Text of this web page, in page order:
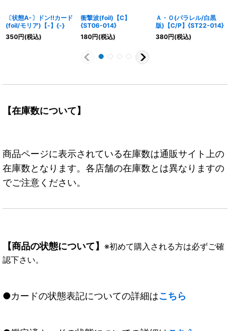
〔状態A-〕ドン!!カード
(foil/モリア)【-】{-}
350円(税込)
衝撃波(foil)【C】
{ST06-014}
180円(税込)
Ａ・Ｏ(パラレル/白黒
版)【C/P】{ST22-014}
380円(税込)
【在庫数について】
商品ページに表示されている在庫数は通販サイト上の
在庫数となります。各店舗の在庫数とは異なりますの
でご注意ください。
【商品の状態について】 ※初めて購入される方は必ずご確
認下さい。
●カードの状態表記についての詳細はこちら